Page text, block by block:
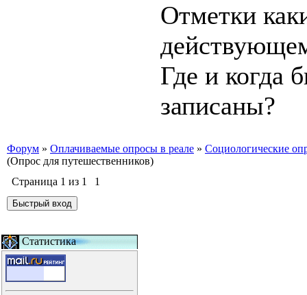
Отметки
Где и когда
записаны?
Форум » Оплачиваемые опросы в реале » Социологические
(Опрос для путешественников)
Страница 1 из 1 1
Статистика